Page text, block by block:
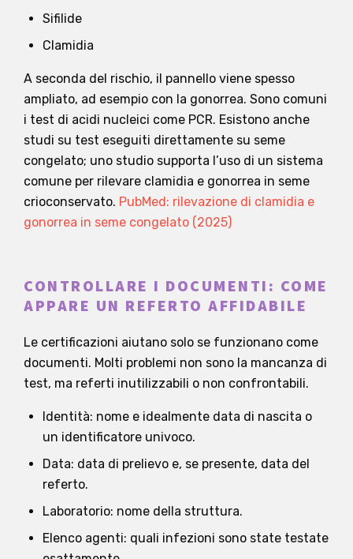
Sifilide
Clamidia
A seconda del rischio, il pannello viene spesso
ampliato, ad esempio con la gonorrea. Sono comuni
i test di acidi nucleici come PCR. Esistono anche
studi su test eseguiti direttamente su seme
congelato; uno studio supporta l’uso di un sistema
comune per rilevare clamidia e gonorrea in seme
crioconservato. PubMed: rilevazione di clamidia e
gonorrea in seme congelato (2025)
CONTROLLARE I DOCUMENTI: COME
APPARE UN REFERTO AFFIDABILE
Le certificazioni aiutano solo se funzionano come
documenti. Molti problemi non sono la mancanza di
test, ma referti inutilizzabili o non confrontabili.
Identità: nome e idealmente data di nascita o
un identificatore univoco.
Data: data di prelievo e, se presente, data del
referto.
Laboratorio: nome della struttura.
Elenco agenti: quali infezioni sono state testate